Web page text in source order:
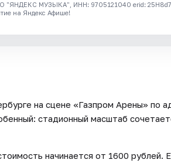
"ЯНДЕКС МУЗЫКА", ИНН: 9705121040 erid:
на Яндекс Афише!
на сцене «Газпром Арены» по
стадионный масштаб
начинается от 1600 рублей.